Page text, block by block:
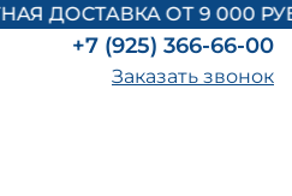
ДОСТАВКА ОТ 9 000
+7 (925) 366-66-00
Заказать звонок